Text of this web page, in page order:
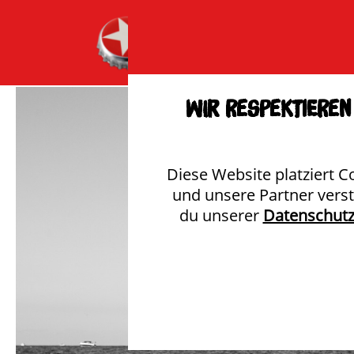
Wir respektieren
Diese Website platziert
und unsere Partner
du unserer